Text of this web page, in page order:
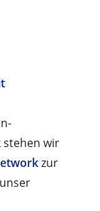
stehen wir
zur